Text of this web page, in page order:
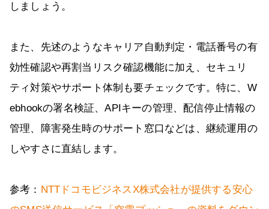
しましょう。
また、先述のようなキャリア自動判定・電話番号の有
効性確認や再割当リスク確認機能に加え、セキュリ
ティ対策やサポート体制も要チェックです。特に、W
ebhookの署名検証、APIキーの管理、配信停止情報の
管理、障害発生時のサポート窓口などは、継続運用の
しやすさに直結します。
参考： NTTドコモビジネスX株式会社が提供する安心